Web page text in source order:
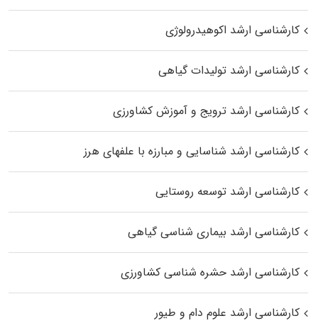
کارشناسی ارشد اکوهیدرولوژی
کارشناسی ارشد تولیدات گیاهی
کارشناسی ارشد ترویج و آموزش کشاورزی
کارشناسی ارشد شناسایی و مبارزه با علفهای هرز
کارشناسی ارشد توسعه روستایی
کارشناسی ارشد بیماری‌ شناسی گیاهی
کارشناسی ارشد حشره‌ شناسی کشاورزی
کارشناسی ارشد علوم دام و طیور